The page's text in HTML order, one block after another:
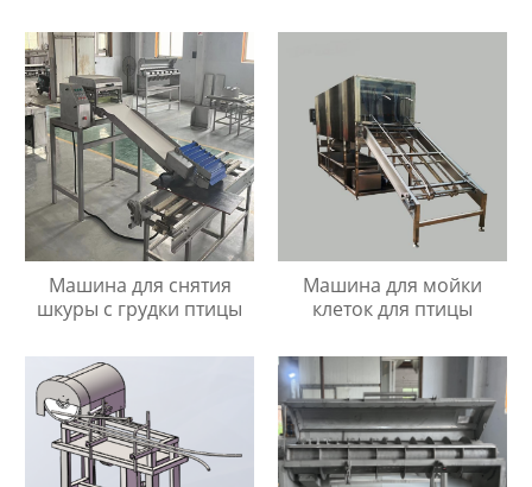
Машина для снятия
шкуры с грудки птицы
Машина для мойки
клеток для птицы